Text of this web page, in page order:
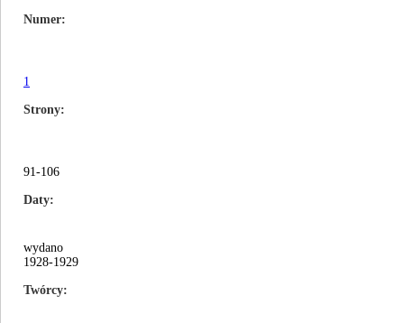
Numer
1
Strony
91-106
Daty
wydano
1928-1929
Twórcy